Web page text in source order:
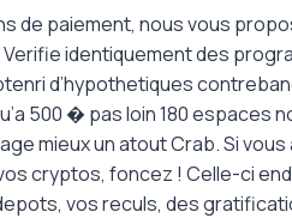
de paiement, nous vous
identiquement des
d’hypothetiques
500 � pas loin 180 espaces
mieux un atout Crab. Si
cryptos, foncez ! Celle-ci
vos reculs, des